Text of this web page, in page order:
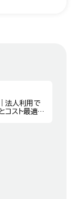
法人利用で
コスト最適化